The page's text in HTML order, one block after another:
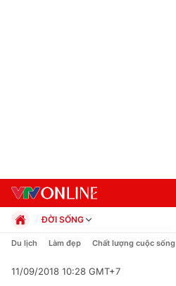
ĐỜI SỐNG
Chính trị
Pháp luật
Du lịch Làm đẹp Chất lượng cuộc sống
11/09/2018 10:28 GMT+7